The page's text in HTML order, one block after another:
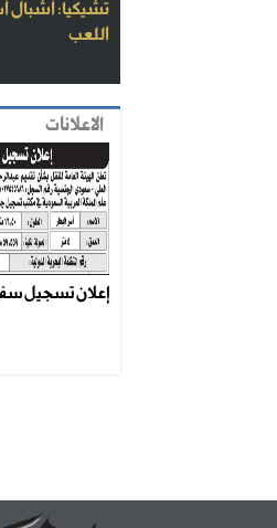
تشيكيا: أشبال
اللعب
الاعلانات
إعلان تسجيل